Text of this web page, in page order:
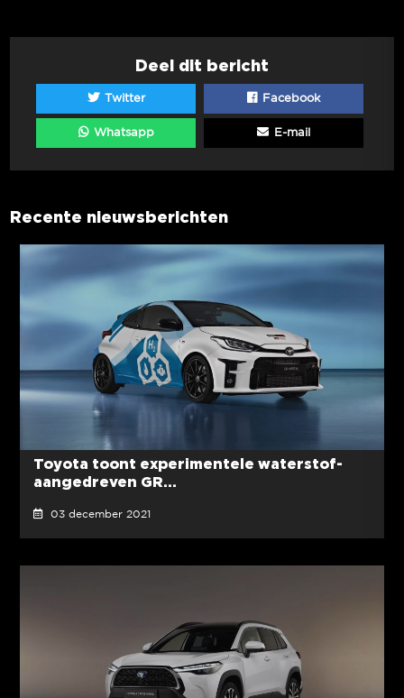
Deel dit bericht
Twitter Facebook
Whatsapp E-mail
Recente nieuwsberichten
Toyota toont experimentele waterstof-
aangedreven GR...
03 december 2021